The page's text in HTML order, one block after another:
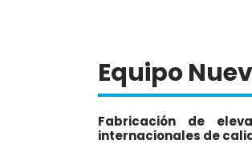
Equipo
Fabricación de
internacionales de